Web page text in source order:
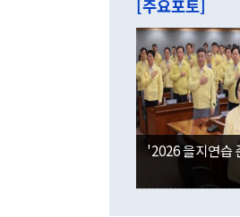
[주요포토]
'2026 을지연습